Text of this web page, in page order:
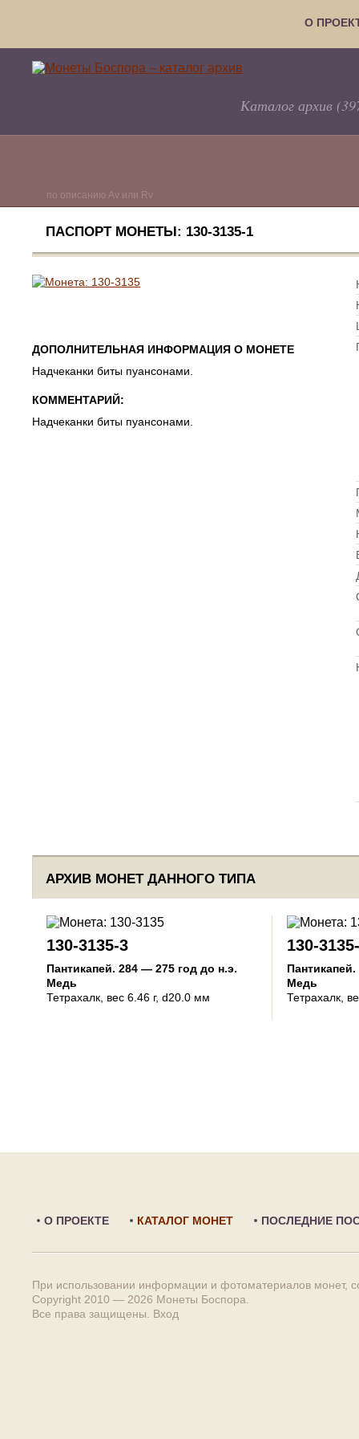
О
Каталог архив
по описанию Av или Rv
ПАСПОРТ МОНЕТЫ: 130-3135-1
ДОПОЛНИТЕЛЬНАЯ ИНФОРМАЦИЯ О МОНЕТЕ
Надчеканки биты пуансонами.
КОММЕНТАРИЙ:
Надчеканки биты пуансонами.
АРХИВ МОНЕТ ДАННОГО ТИПА
130-3135-3
Пантикапей. 284 — 275 год до н.э.
Медь
Тетрахалк , вес 6.46 г, d20.0 мм
130-
Пантикапей.
Медь
Тетрахалк ,
О ПРОЕКТЕ КАТАЛОГ МОНЕТ ПОСЛЕДНИЕ
При использовании информации и фотоматериалов монет,
Copyright 2010 — 2026 Монеты Боспора
Все права защищены. Вход